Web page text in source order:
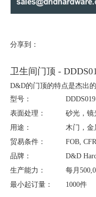
分享到：
卫生间门顶 -
D&D的门顶的特点是杰出
型号：
DDDS019
表面处理：
砂光，镜
用途：
木门，金
贸易条件：
FOB,
品牌：
D&D
生产能力：
每月
最小起订量：
1000件